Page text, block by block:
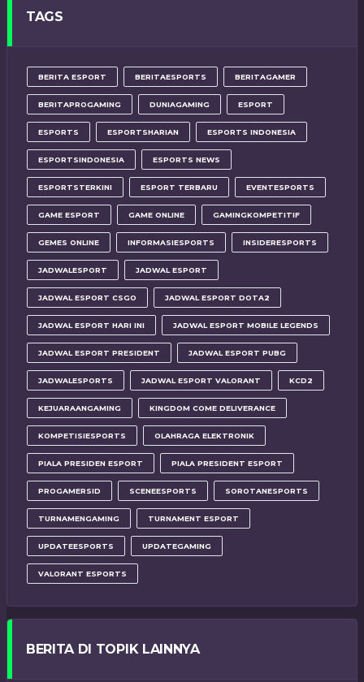
TAGS
BERITA ESPORT BERITAESPORTS BERITAGAMER
BERITAPROGAMING DUNIAGAMING ESPORT
ESPORTS ESPORTSHARIAN ESPORTS INDONESIA
ESPORTSINDONESIA ESPORTS NEWS
ESPORTSTERKINI ESPORT TERBARU EVENTESPORTS
GAME ESPORT GAME ONLINE GAMINGKOMPETITIF
GEMES ONLINE INFORMASIESPORTS INSIDERESPORTS
JADWALESPORT JADWAL ESPORT
JADWAL ESPORT CSGO JADWAL ESPORT DOTA2
JADWAL ESPORT HARI INI JADWAL ESPORT MOBILE LEGENDS
JADWAL ESPORT PRESIDENT JADWAL ESPORT PUBG
JADWALESPORTS JADWAL ESPORT VALORANT KCD2
KEJUARAANGAMING KINGDOM COME DELIVERANCE
KOMPETISIESPORTS OLAHRAGA ELEKTRONIK
PIALA PRESIDEN ESPORT PIALA PRESIDENT ESPORT
PROGAMERSID SCENEESPORTS SOROTANESPORTS
TURNAMENGAMING TURNAMENT ESPORT
UPDATEESPORTS UPDATEGAMING
VALORANT ESPORTS
BERITA DI TOPIK LAINNYA